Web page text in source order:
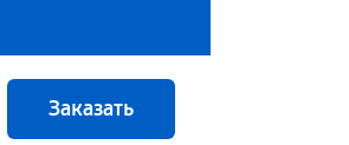
Заказать